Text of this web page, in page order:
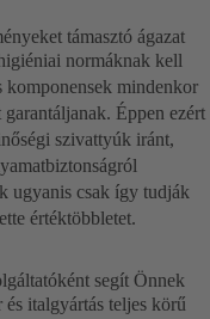
támasztó ágazat
normáknak kell
komponensek mindenkor
garantáljanak. Éppen ezért
szivattyúk iránt,
ugyanis csak így tudják
értéktöbbletet.
segít Önnek
italgyártás teljes körű